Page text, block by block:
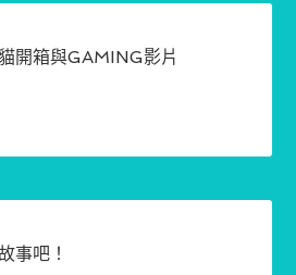
開箱與GAMING影片
事吧！